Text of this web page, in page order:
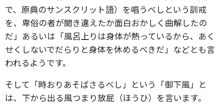
で、原典のサンスクリット語）を唱うべしという訓戒
を、卑俗の者が聞き違えたか面白おかしく曲解したの
だ」あるいは「風呂上りは身体が熱っているから、あく
せくしないでだらりと身体を休めるべきだ」などとも言
われるようです。
そして「時おりあそばさるべし」という「御下風」と
は、下から出る風つまり放屁（ほうひ）を言います。